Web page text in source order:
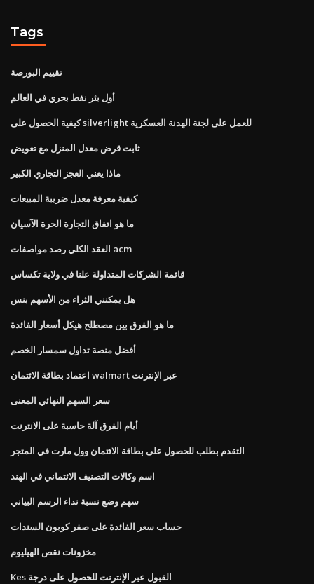
Tags
تقييم البورصة
أول بئر نفط بحري في العالم
كيفية الحصول على silverlight للعمل على لجنة الهدنة العسكرية
ثابت قرض معدل المنزل مع تعويض
ماذا يعني العجز التجاري الكبير
كيفية معرفة معدل ضريبة المبيعات
ما هو اتفاق التجارة الحرة الآسيان
العقد الكلي رصد مواصفات acm
قائمة الشركات المتداولة علنا ​​في ولاية تكساس
هل يمكنني الثراء من الأسهم بنس
ما هو الفرق بين مصطلح هيكل أسعار الفائدة
أفضل منصة تداول سمسار الخصم
اعتماد بطاقة الائتمان walmart عبر الإنترنت
سعر السهم النهائي المعنى
أيام الفرق آلة حاسبة على الانترنت
التقدم بطلب للحصول على بطاقة الائتمان وول مارت في المتجر
اسم وكالات التصنيف الائتماني في الهند
سهم وضع نسبة نداء الرسم البياني
حساب سعر الفائدة على صفر كوبون السندات
مخزونات نقص الهيليوم
Kes القبول عبر الإنترنت للحصول على درجة